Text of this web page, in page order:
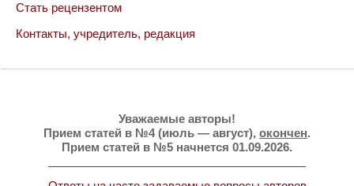
Стать рецензентом
Контакты, учредитель, редакция
Уважаемые авторы!
Прием статей в №4 (июль — август), окончен.
Прием статей в №5 начнется 01.09.2026.